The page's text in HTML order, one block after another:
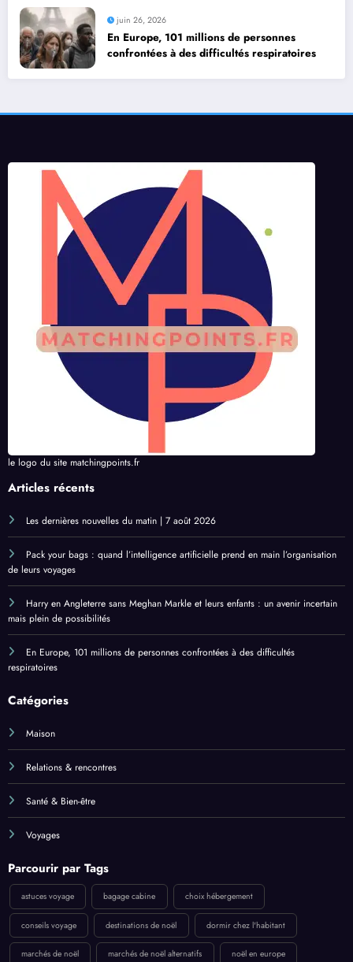
juin 26, 2026
En Europe, 101 millions de personnes
confrontées à des difficultés respiratoires
le logo du site matchingpoints.fr
Articles récents
Les dernières nouvelles du matin | 7 août 2026
Pack your bags : quand l’intelligence artificielle prend en main l’organisation
de leurs voyages
Harry en Angleterre sans Meghan Markle et leurs enfants : un avenir incertain
mais plein de possibilités
En Europe, 101 millions de personnes confrontées à des difficultés
respiratoires
Catégories
Maison
Relations & rencontres
Santé & Bien-être
Voyages
Parcourir par Tags
astuces voyage bagage cabine choix hébergement
conseils voyage destinations de noël dormir chez l'habitant
marchés de noël marchés de noël alternatifs noël en europe